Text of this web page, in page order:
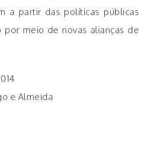
a partir das políticas públicas
meio de novas alianças de
e Almeida